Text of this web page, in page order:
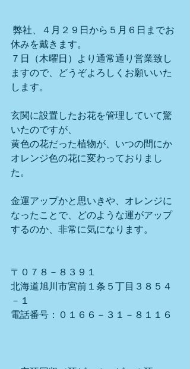
休みを戴きます。
７日（木曜日）より通常通り営業致し
ますので、どうぞよろしくお願いいた
します。
玄関に設置したお花を管理していて驚
いたのですが、
黄色の花だった植物が、いつの間にか
オレンジ色の花に変わっておりまし
た。
金運アップかと思いきや、オレンジに
なったことで、どのような運がアップ
するのか、非常に気になります。
〒０７８－８３９１
北海道旭川市宮前１条５丁目３８５４
－１
電話番号：０１６６－３１－８１１６